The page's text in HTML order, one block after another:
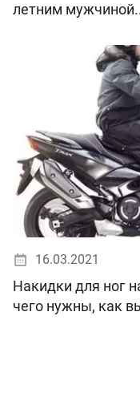
летним мужчиной
16.03.2021
Накидки для ног
чего нужны, как